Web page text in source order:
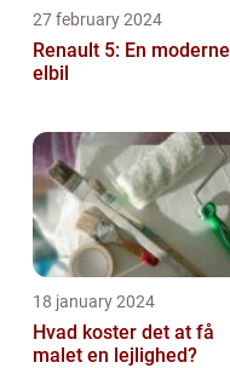
27 february 2024
Renault 5: En moderne
elbil
18 january 2024
Hvad koster det at få
malet en lejlighed?